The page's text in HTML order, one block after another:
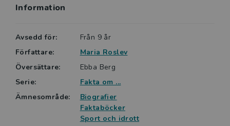
Information
Avsedd för:
Från 9 år
Författare:
Maria Roslev
Översättare:
Ebba Berg
Serie:
Fakta om ...
Ämnesområde:
Biografier
Faktaböcker
Sport och idrott